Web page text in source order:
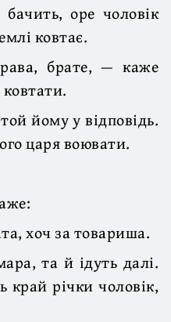
оре чоловік
ковтає.
брате, — каже
йому у відповідь.
царя воювати.
хоч за товариша.
та й ідуть далі.
край річки чоловік,